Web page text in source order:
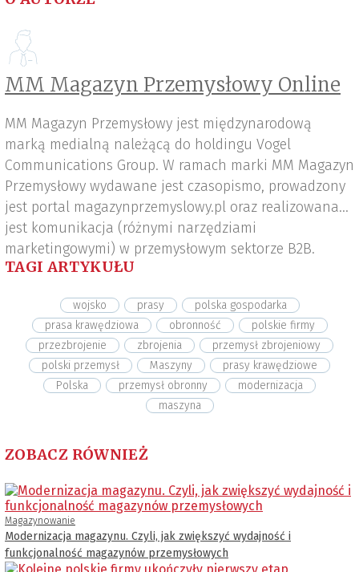
MM Magazyn Przemysłowy Online
MM Magazyn Przemysłowy jest międzynarodową
marką medialną należącą do holdingu Vogel
Communications Group. W ramach marki MM Magazyn
Przemysłowy wydawane jest czasopismo, prowadzony
jest portal magazynprzemyslowy.pl oraz realizowana
jest komunikacja (różnymi narzędziami
marketingowymi) w przemysłowym sektorze B2B.
TAGI ARTYKUŁU
wojsko prasy
polska gospodarka
prasa krawędziowa
obronność
polskie firmy
przezbrojenie
zbrojenia
przemysł zbrojeniowy
polski przemysł
Maszyny
prasy krawędziowe
Polska
przemysł obronny
modernizacja
maszyna
ZOBACZ RÓWNIEŻ
Magazynowanie
Modernizacja magazynu. Czyli, jak zwiększyć wydajność i
funkcjonalność magazynów przemysłowych